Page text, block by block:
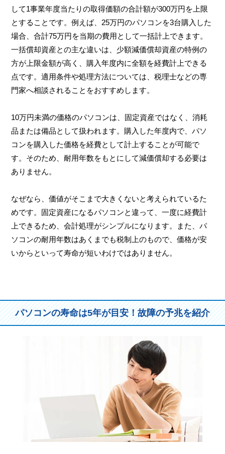
して1事業年度当たりの取得価額の合計額が300万円を上限
とすることです。例えば、25万円のパソコンを3台購入した
場合、合計75万円を当期の費用として一括計上できます。
一括償却資産との主な違いは、少額減価償却資産の特例の
方が上限金額が高く、購入年度内に全額を経費計上できる
点です。適用条件や処理方法については、税理士などの専
門家へ相談されることをおすすめします。
10万円未満の価格のパソコンは、固定資産ではなく、消耗
品または備品として扱われます。購入した年度内で、パソ
コンを購入した価格を経費として計上することが可能で
す。そのため、耐用年数をもとにして減価償却する必要は
ありません。
なぜなら、価値がそこまで大きくないと考えられているた
めです。固定資産になるパソコンと違って、一度に経費計
上できるため、会計処理がシンプルになります。また、パ
ソコンの耐用年数はあくまでも税制上のもので、価格が安
いからといって寿命が短いわけではありません。
パソコンの寿命は5年が目安！故障の予兆を紹介